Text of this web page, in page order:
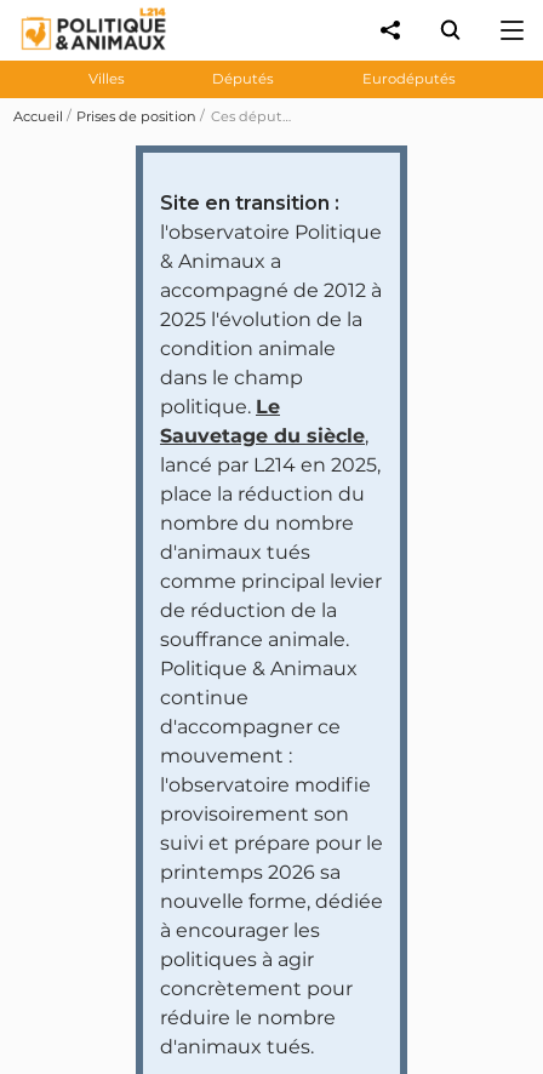
Villes Députés Eurodéputés
Accueil Prises de position Ces députés ont voté contre l'interdiction de la castration à vif et de la coupe des queues des porcelets (amendement 2018)
Site en transition :
l'observatoire Politique
& Animaux a
accompagné de 2012 à
2025 l'évolution de la
condition animale
dans le champ
politique. Le
Sauvetage du siècle,
lancé par L214 en 2025,
place la réduction du
nombre du nombre
d'animaux tués
comme principal levier
de réduction de la
souffrance animale.
Politique & Animaux
continue
d'accompagner ce
mouvement :
l'observatoire modifie
provisoirement son
suivi et prépare pour le
printemps 2026 sa
nouvelle forme, dédiée
à encourager les
politiques à agir
concrètement pour
réduire le nombre
d'animaux tués.